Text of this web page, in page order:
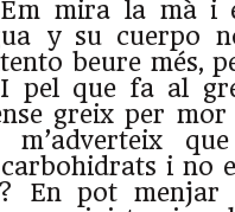
Em mira la mà i
y su cuerpo
beure més,
I pel que fa al
greix per
i no
En pot menjar